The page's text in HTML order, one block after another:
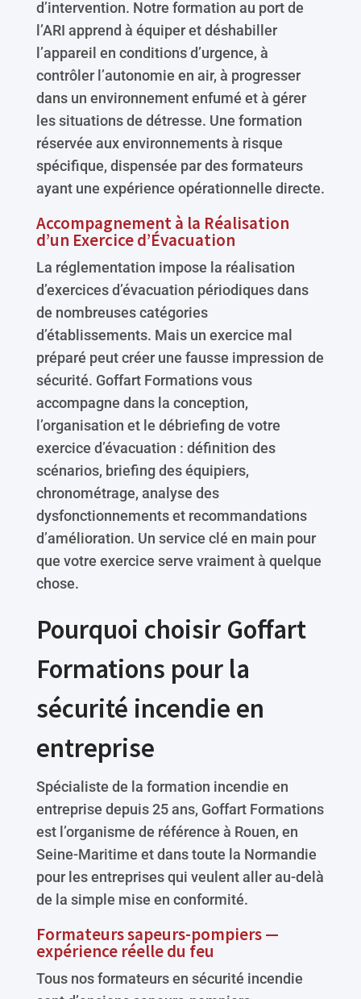
d’intervention. Notre formation au port de
l’ARI apprend à équiper et déshabiller
l’appareil en conditions d’urgence, à
contrôler l’autonomie en air, à progresser
dans un environnement enfumé et à gérer
les situations de détresse. Une formation
réservée aux environnements à risque
spécifique, dispensée par des formateurs
ayant une expérience opérationnelle directe.
Accompagnement à la Réalisation
d’un Exercice d’Évacuation
La réglementation impose la réalisation
d’exercices d’évacuation périodiques dans
de nombreuses catégories
d’établissements. Mais un exercice mal
préparé peut créer une fausse impression de
sécurité. Goffart Formations vous
accompagne dans la conception,
l’organisation et le débriefing de votre
exercice d’évacuation : définition des
scénarios, briefing des équipiers,
chronométrage, analyse des
dysfonctionnements et recommandations
d’amélioration. Un service clé en main pour
que votre exercice serve vraiment à quelque
chose.
Pourquoi choisir Goffart
Formations pour la
sécurité incendie en
entreprise
Spécialiste de la formation incendie en
entreprise depuis 25 ans, Goffart Formations
est l’organisme de référence à Rouen, en
Seine-Maritime et dans toute la Normandie
pour les entreprises qui veulent aller au-delà
de la simple mise en conformité.
Formateurs sapeurs-pompiers —
expérience réelle du feu
Tous nos formateurs en sécurité incendie